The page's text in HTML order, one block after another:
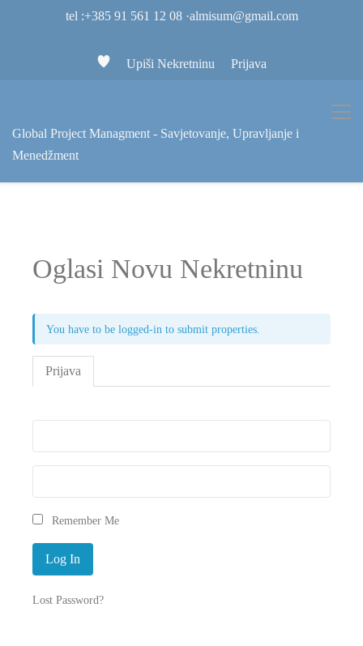
tel :+385 91 561 12 08·almisum@gmail.com
Upiši Nekretninu Prijava
Global Project Managment - Savjetovanje, Upravljanje i
Menedžment
Oglasi Novu Nekretninu
You have to be logged-in to submit properties.
Prijava
Remember Me
Lost Password?